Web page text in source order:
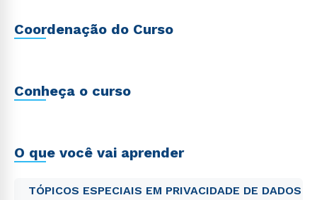
Coordenação do Curso
Conheça o curso
O que você vai aprender
TÓPICOS ESPECIAIS EM PRIVACIDADE DE DADOS